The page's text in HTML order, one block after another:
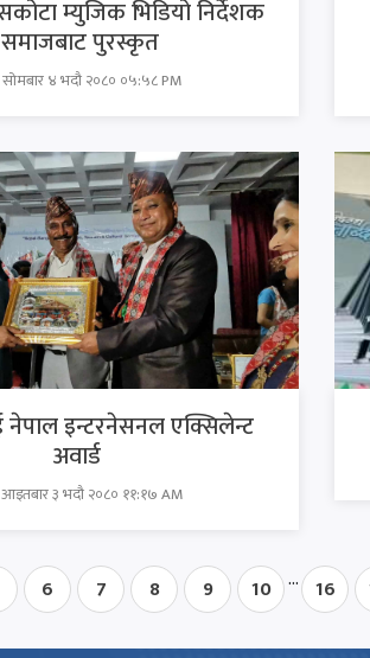
म्युजिक भिडियो निर्देशक
समाजबाट पुरस्कृत
सोमबार ४ भदौ २०८० ०५:५८ PM
इन्टरनेसनल एक्सिलेन्ट
अवार्ड
आइतबार​ ३ भदौ २०८० ११:१७ AM
6 7 8 9 10 ... 16